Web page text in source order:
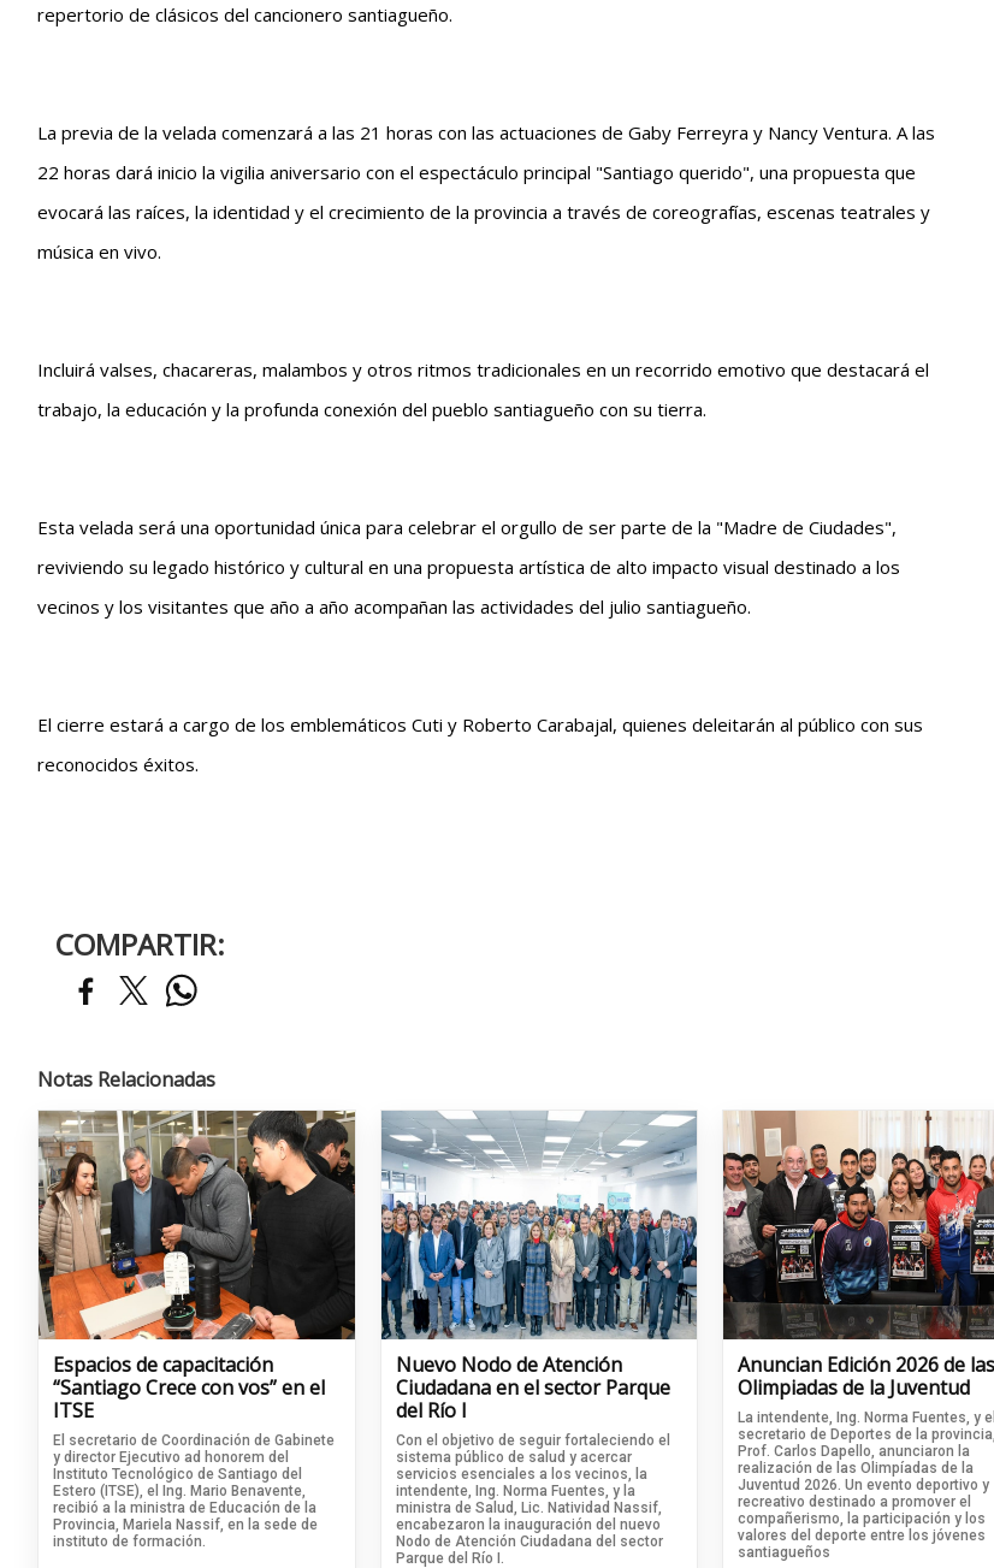
repertorio de clásicos del cancionero santiagueño.
La previa de la velada comenzará a las 21 horas con las actuaciones de Gaby Ferreyra y Nancy Ventura. A las
22 horas dará inicio la vigilia aniversario con el espectáculo principal "Santiago querido", una propuesta que
evocará las raíces, la identidad y el crecimiento de la provincia a través de coreografías, escenas teatrales y
música en vivo.
Incluirá valses, chacareras, malambos y otros ritmos tradicionales en un recorrido emotivo que destacará el
trabajo, la educación y la profunda conexión del pueblo santiagueño con su tierra.
Esta velada será una oportunidad única para celebrar el orgullo de ser parte de la "Madre de Ciudades",
reviviendo su legado histórico y cultural en una propuesta artística de alto impacto visual destinado a los
vecinos y los visitantes que año a año acompañan las actividades del julio santiagueño.
El cierre estará a cargo de los emblemáticos Cuti y Roberto Carabajal, quienes deleitarán al público con sus
reconocidos éxitos.
COMPARTIR:
Notas Relacionadas
Espacios de capacitación
“Santiago Crece con vos” en el
ITSE
El secretario de Coordinación de Gabinete
y director Ejecutivo ad honorem del
Instituto Tecnológico de Santiago del
Estero (ITSE), el Ing. Mario Benavente,
recibió a la ministra de Educación de la
Provincia, Mariela Nassif, en la sede de
instituto de formación.
Nuevo Nodo de Atención
Ciudadana en el sector Parque
del Río I
Con el objetivo de seguir fortaleciendo el
sistema público de salud y acercar
servicios esenciales a los vecinos, la
intendente, Ing. Norma Fuentes, y la
ministra de Salud, Lic. Natividad Nassif,
encabezaron la inauguración del nuevo
Nodo de Atención Ciudadana del sector
Parque del Río I.
Anuncian Edición 2026 de las
Olimpiadas de la Juventud
La intendente, Ing. Norma Fuentes, y el
secretario de Deportes de la provincia,
Prof. Carlos Dapello, anunciaron la
realización de las Olimpíadas de la
Juventud 2026. Un evento deportivo y
recreativo destinado a promover el
compañerismo, la participación y los
valores del deporte entre los jóvenes
santiagueños